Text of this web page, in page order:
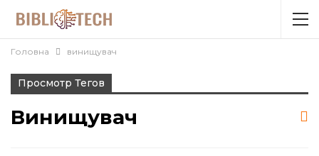
Головна винищувач
Просмотр Тегов
Винищувач